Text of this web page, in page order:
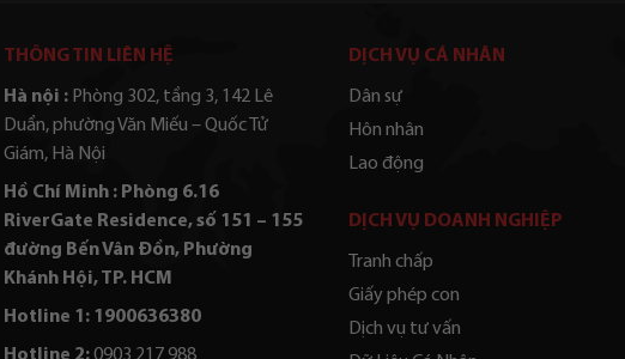
THÔNG TIN LIÊN HỆ
Hà nội : Phòng 302, tầng 3, 142 Lê
Duẩn, phường Văn Miếu – Quốc Tử
Giám, Hà Nội
Hồ Chí Minh : Phòng 6.16
RiverGate Residence, số 151 – 155
đường Bến Vân Đồn, Phường
Khánh Hội, TP. HCM
Hotline 1: 1900636380
Hotline 2:0903 217 988
DỊCH VỤ CÁ NHÂN
Dân sự
Hôn nhân
Lao động
DỊCH VỤ DOANH NGHIỆP
Tranh chấp
Giấy phép con
Dịch vụ tư vấn